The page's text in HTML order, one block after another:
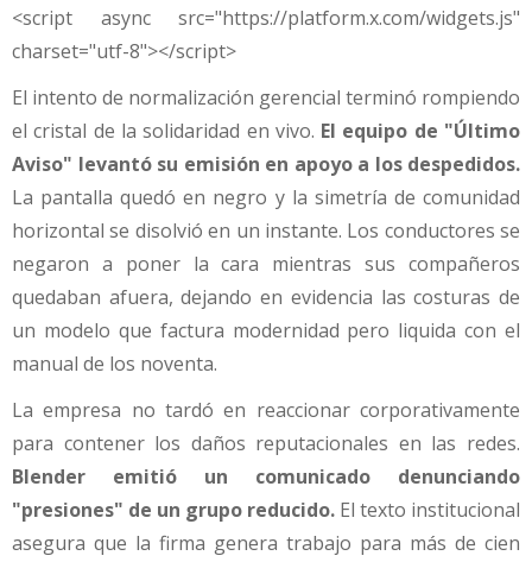
<script async src="https://platform.x.com/widgets.js"
charset="utf-8"></script>
El intento de normalización gerencial terminó rompiendo
el cristal de la solidaridad en vivo. El equipo de "Último
Aviso" levantó su emisión en apoyo a los despedidos.
La pantalla quedó en negro y la simetría de comunidad
horizontal se disolvió en un instante. Los conductores se
negaron a poner la cara mientras sus compañeros
quedaban afuera, dejando en evidencia las costuras de
un modelo que factura modernidad pero liquida con el
manual de los noventa.
La empresa no tardó en reaccionar corporativamente
para contener los daños reputacionales en las redes.
Blender emitió un comunicado denunciando
"presiones" de un grupo reducido. El texto institucional
asegura que la firma genera trabajo para más de cien